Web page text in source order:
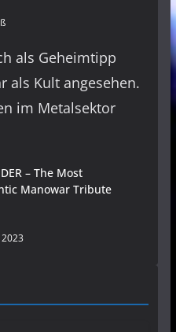
als Geheimtipp
als Kult angesehen.
im Metalsektor
– The Most
Manowar Tribute